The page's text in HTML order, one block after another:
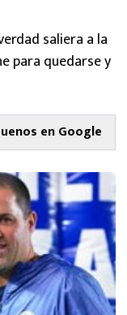
saliera a la
para quedarse y
en Google